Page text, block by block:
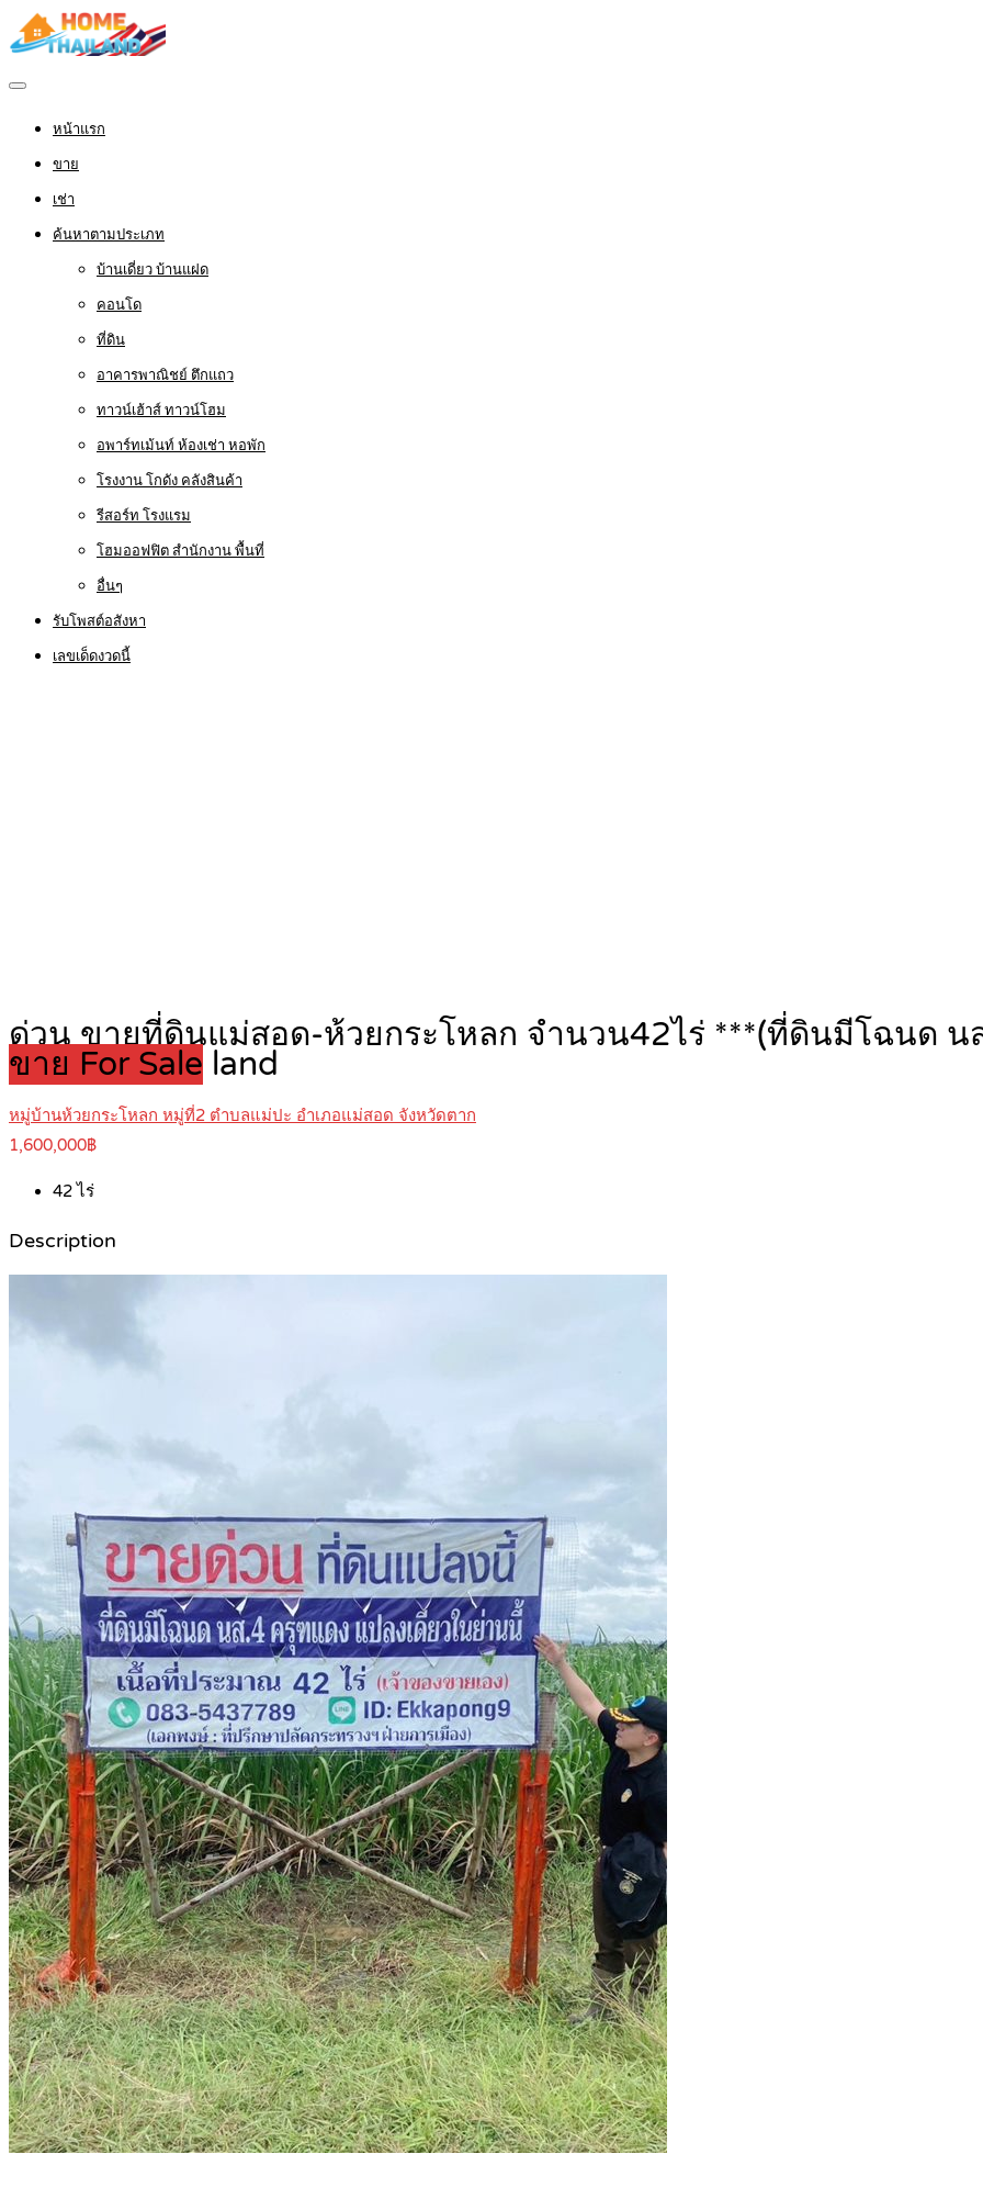
หน้าแรก
ขาย
เช่า
ค้นหาตามประเภท
บ้านเดี่ยว บ้านแฝด
คอนโด
ที่ดิน
อาคารพาณิชย์ ตึกแถว
ทาวน์เฮ้าส์ ทาวน์โฮม
อพาร์ทเม้นท์ ห้องเช่า หอพัก
โรงงาน โกดัง คลังสินค้า
รีสอร์ท โรงแรม
โฮมออฟฟิต สำนักงาน พื้นที่
อื่นๆ
รับโพสต์อสังหา
เลขเด็ดงวดนี้
ด่วน ขายที่ดินแม่สอด-ห้วยกระโหลก จำนวน42ไร่ ***(ที่ดินมีโฉนด น
ขาย For Sale land
หมู่บ้านห้วยกระโหลก หมู่ที่2 ตำบลแม่ปะ อำเภอแม่สอด จังหวัดตาก
1,600,000฿
42ไร่
Description